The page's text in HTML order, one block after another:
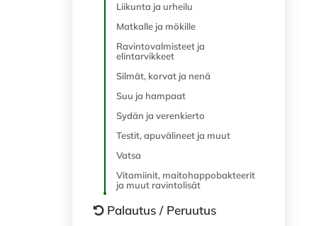
Liikunta ja urheilu
Matkalle ja mökille
Ravintovalmisteet ja
elintarvikkeet
Silmät, korvat ja nenä
Suu ja hampaat
Sydän ja verenkierto
Testit, apuvälineet ja muut
Vatsa
Vitamiinit, maitohappobakteerit
ja muut ravintolisät
Palautus / Peruutus